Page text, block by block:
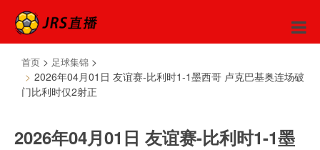
首页 > 足球集锦 >
2026年04月01日 友谊赛-比利时1-1墨西哥 卢克巴基奥连场破
门比利时仅2射正
2026年04月01日 友谊赛-比利时1-1墨